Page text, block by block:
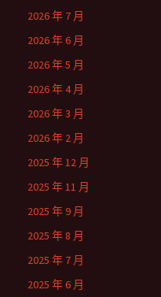
2026 年 7 月
2026 年 6 月
2026 年 5 月
2026 年 4 月
2026 年 3 月
2026 年 2 月
2025 年 12 月
2025 年 11 月
2025 年 9 月
2025 年 8 月
2025 年 7 月
2025 年 6 月